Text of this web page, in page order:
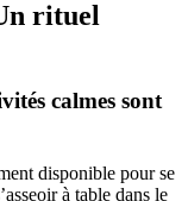
rituel
calmes sont
disponible pour se
à table dans le